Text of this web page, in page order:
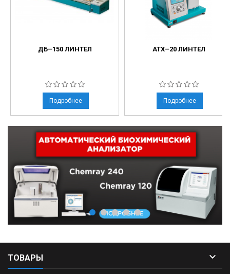
ДБ–150 ЛИНТЕЛ
Подробнее
АТХ–20 ЛИНТЕЛ
Подробнее
ТОВАРЫ 